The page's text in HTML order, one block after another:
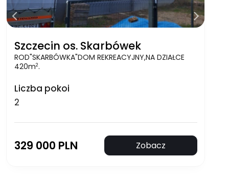
Szczecin os. Skarbówek
ROD"SKARBÓWKA"DOM REKREACYJNY,NA DZIAŁCE
420m2.
Liczba pokoi
2
329 000 PLN Zobacz